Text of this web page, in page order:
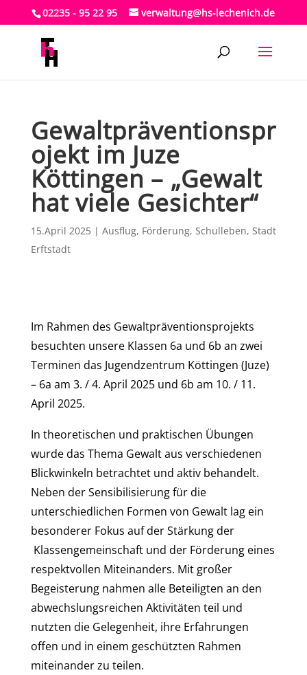
02235 - 95 22 95 verwaltung@hs-lechenich.de
Gewaltpräventionspr
ojekt im Juze
Köttingen – „Gewalt
hat viele Gesichter“
15.April 2025| Ausflug, Förderung, Schulleben, Stadt
Erftstadt
Im Rahmen des Gewaltpräventionsprojekts
besuchten unsere Klassen 6a und 6b an zwei
Terminen das Jugendzentrum Köttingen (Juze)
– 6a am 3. / 4. April 2025 und 6b am 10. / 11.
April 2025.
In theoretischen und praktischen Übungen
wurde das Thema Gewalt aus verschiedenen
Blickwinkeln betrachtet und aktiv behandelt.
Neben der Sensibilisierung für die
unterschiedlichen Formen von Gewalt lag ein
besonderer Fokus auf der Stärkung der
Klassengemeinschaft und der Förderung eines
respektvollen Miteinanders. Mit großer
Begeisterung nahmen alle Beteiligten an den
abwechslungsreichen Aktivitäten teil und
nutzten die Gelegenheit, ihre Erfahrungen
offen und in einem geschützten Rahmen
miteinander zu teilen.